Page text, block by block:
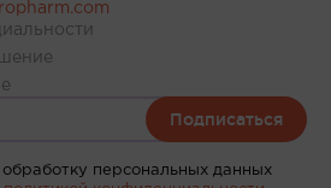
Подписаться
персональных данных